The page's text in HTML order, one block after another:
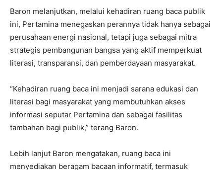
Baron melanjutkan, melalui kehadiran ruang baca publik
ini, Pertamina menegaskan perannya tidak hanya sebagai
perusahaan energi nasional, tetapi juga sebagai mitra
strategis pembangunan bangsa yang aktif memperkuat
literasi, transparansi, dan pemberdayaan masyarakat.
“Kehadiran ruang baca ini menjadi sarana edukasi dan
literasi bagi masyarakat yang membutuhkan akses
informasi seputar Pertamina dan sebagai fasilitas
tambahan bagi publik,” terang Baron.
Lebih lanjut Baron mengatakan, ruang baca ini
menyediakan beragam bacaan informatif, termasuk